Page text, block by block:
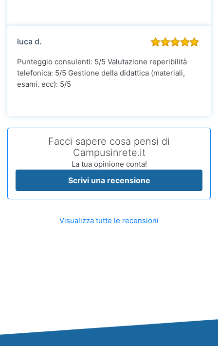
luca d.
Punteggio consulenti: 5/5 Valutazione reperibilità
telefonica: 5/5 Gestione della didattica (materiali,
esami. ecc): 5/5
Facci sapere cosa pensi di
Campusinrete.it
La tua opinione conta!
Scrivi una recensione
Visualizza tutte le recensioni